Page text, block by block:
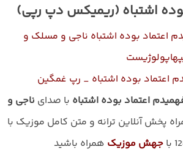
اشتباه (ریمیکس دپ رپی)
اعتماد بوده اشتباه ناجی و مسلک و
اعتماد بوده اشتباه _ رپ غمگین
اعتماد بوده اشتباه با صدای ناجی و
پخش آنلاین ترانه و متن کامل موزیک با
جهش موزیک همراه باشید